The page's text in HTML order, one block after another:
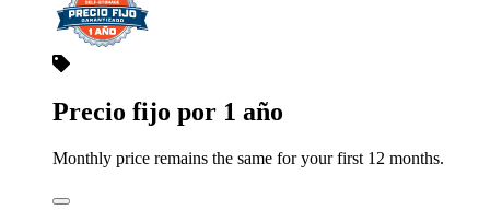
Precio fijo por 1 año
Monthly price remains the same for your first 12 months.